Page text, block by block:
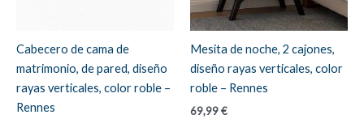
Cabecero de cama de
matrimonio, de pared, diseño
rayas verticales, color roble –
Rennes
Mesita de noche, 2 cajones,
diseño rayas verticales, color
roble – Rennes
69,99€